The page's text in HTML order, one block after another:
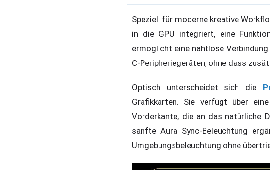
Speziell für moderne kreative
in die GPU integriert, eine
ermöglicht eine nahtlose
C-Peripheriegeräten, ohne dass
Optisch unterscheidet sich die
Grafikkarten. Sie verfügt über
Vorderkante, die an das natürliche
sanfte Aura Sync-Beleuchtung
Umgebungsbeleuchtung ohne